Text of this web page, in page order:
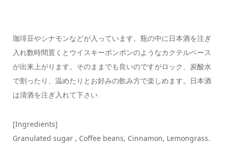
珈琲豆やシナモンなどが入っています。瓶の中に日本酒を注ぎ
入れ数時間置くとウイスキーボンボンのようなカクテルベース
が出来上がります。そのままでも良いのですがロック、炭酸水
で割ったり、温めたりとお好みの飲み方で楽しめます。日本酒
は清酒を注ぎ入れて下さい
[Ingredients]
Granulated sugar , Coffee beans, Cinnamon, Lemongrass.